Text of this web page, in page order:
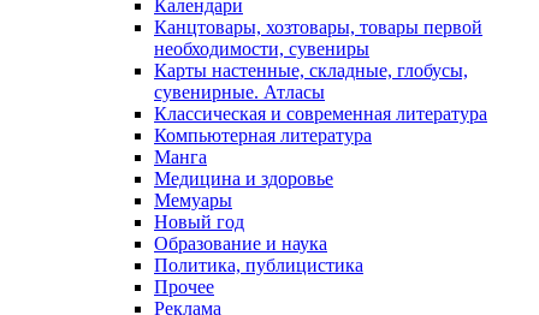
Календари
Канцтовары, хозтовары, товары первой
необходимости, сувениры
Карты настенные, складные, глобусы,
сувенирные. Атласы
Классическая и современная литература
Компьютерная литература
Манга
Медицина и здоровье
Мемуары
Новый год
Образование и наука
Политика, публицистика
Прочее
Реклама